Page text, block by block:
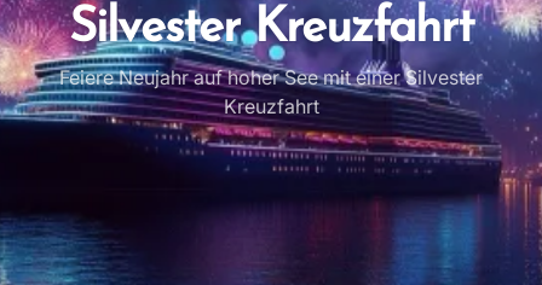
Silvester Kreuzfahrt
Feiere Neujahr auf hoher See mit einer Silvester
Kreuzfahrt